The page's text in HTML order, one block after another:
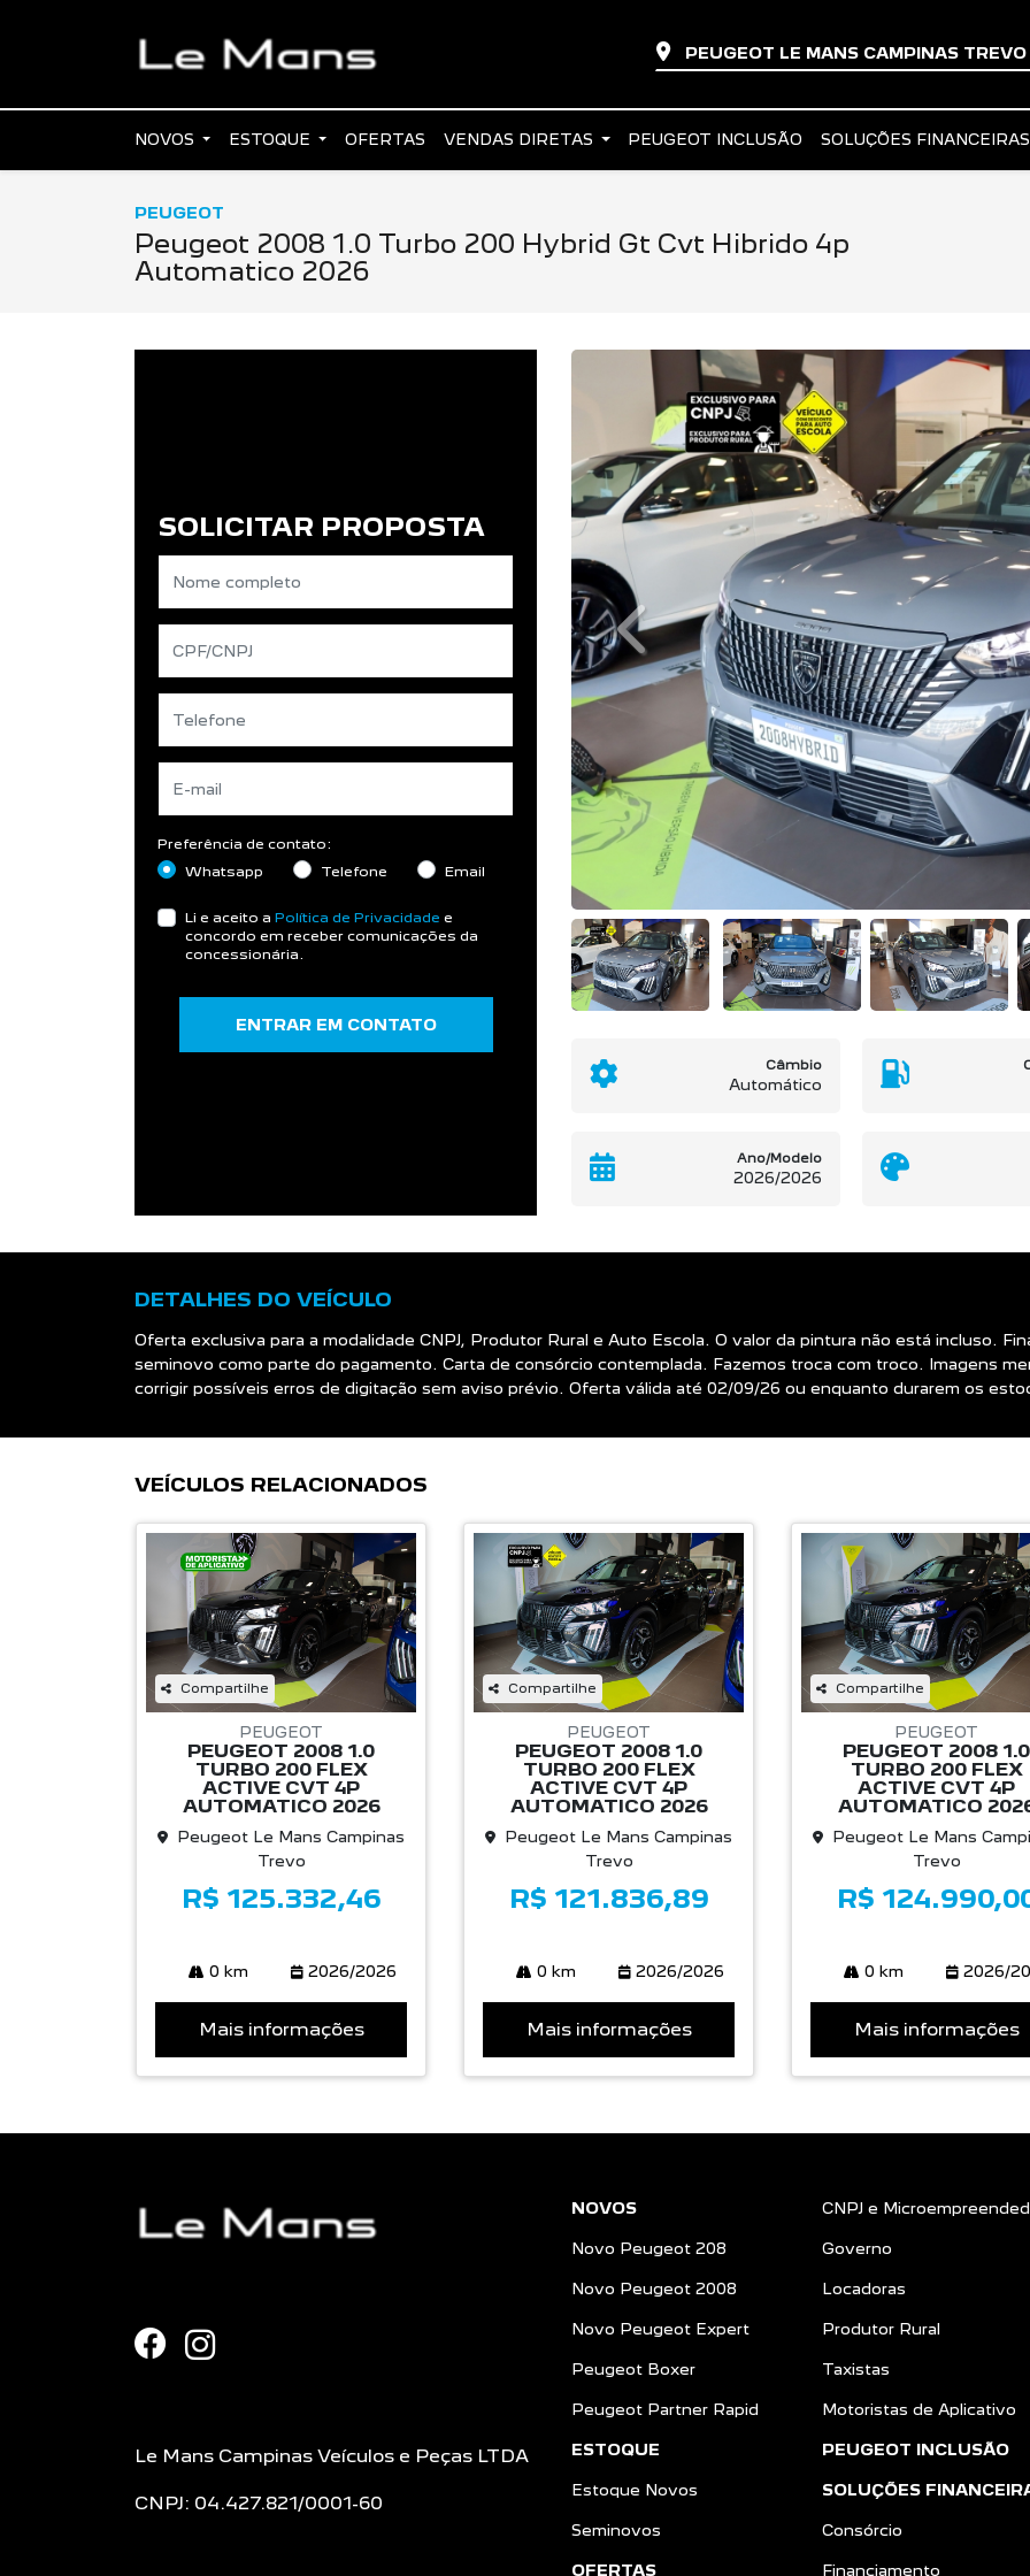
PEUGEOT LE MANS CAMPINAS TREVO
NOVOS ESTOQUE OFERTAS VENDAS DIRETAS PEUGEOT INCLUSÃO SOLUÇÕES
PEUGEOT
Peugeot 2008 1.0 Turbo 200 Hybrid Gt Cvt Hibrido 4p
Automatico 2026
Previous
Câmbio
Automático
Ano/Modelo
2026/2026
SOLICITAR PROPOSTA
Preferência de contato:
Whatsapp
Telefone Email
Li e aceito a Política de Privacidade e
concordo em receber comunicações da
concessionária.
ENTRAR EM CONTATO
DETALHES DO VEÍCULO
Oferta exclusiva para a modalidade CNPJ, Produtor Rural e Auto Escola. O valor da pintura não está incluso.
seminovo como parte do pagamento. Carta de consórcio contemplada. Fazemos troca com troco. Imagens
corrigir possíveis erros de digitação sem aviso prévio. Oferta válida até 02/09/26 ou enquanto durarem os
VEÍCULOS RELACIONADOS
Compartilhe
PEUGEOT
PEUGEOT 2008 1.0
TURBO 200 FLEX
ACTIVE CVT 4P
AUTOMATICO 2026
Peugeot Le Mans Campinas
Trevo
R$ 125.332,46
0 km 2026/2026
Mais informações
Compartilhe
PEUGEOT
PEUGEOT 2008 1.0
TURBO 200 FLEX
ACTIVE CVT 4P
AUTOMATICO 2026
Peugeot Le Mans Campinas
Trevo
R$ 121.836,89
0 km 2026/2026
Mais informações
Compartilhe
PEUGEOT
PEUGEOT 2008 1.0
TURBO 200 FLEX
ACTIVE CVT 4P
AUTOMATICO
Peugeot Le Mans
Trevo
R$
0 km 2026/
Mais informações
Le Mans Campinas Veículos e Peças LTDA
CNPJ: 04.427.821/0001-60
NOVOS
Novo Peugeot 208
Novo Peugeot 2008
Novo Peugeot Expert
Peugeot Boxer
Peugeot Partner Rapid
ESTOQUE
Estoque Novos
Seminovos
OFERTAS
CNPJ e
Governo
Locadoras
Produtor Rural
Taxistas
Motoristas de Aplicativo
PEUGEOT INCLUSÃO
SOLUÇÕES
Consórcio
Financiamento